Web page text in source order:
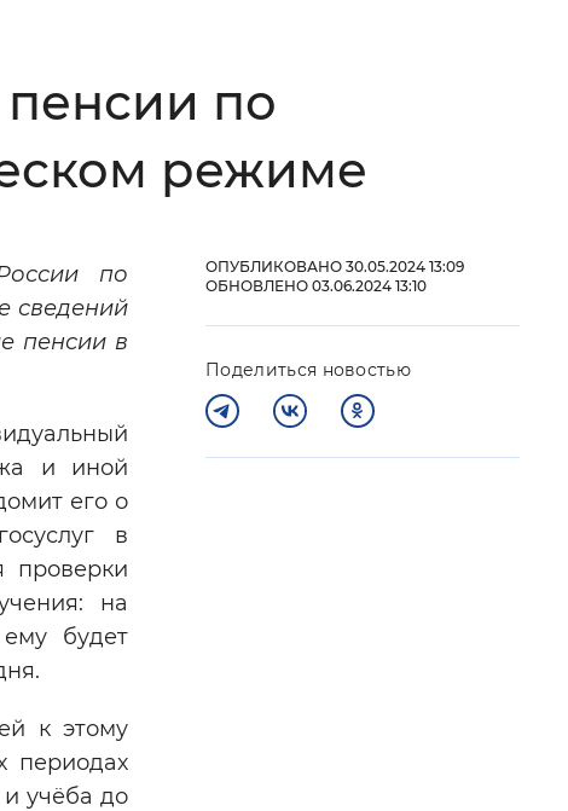
фон
по
режиме
по
сведений
пенсии в
и иной
его о
в
проверки
на
будет
к этому
периодах
учёба до
ОПУБЛИКОВАНО 30.05.2024 13:09
ОБНОВЛЕНО 03.06.2024 13:10
Поделиться новостью